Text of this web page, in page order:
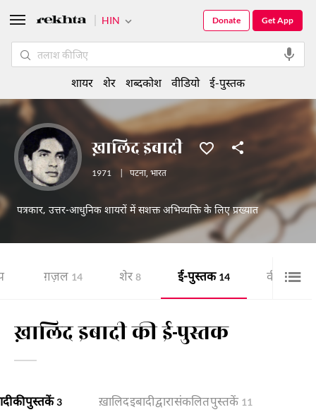
ख़ालिद इबादी
1971 पटना, भारत
पत्रकार, उत्तर-आधुनिक शायरों में सशक्त अभिव्यक्ति के लिए प्रख्यात
ग़ज़ल 14 शेर 8 ई-पुस्तक 14 वीडियो 2
ख़ालिद इबादी की ई-पुस्तक
की पुस्तकें 3 ख़ालिद इबादी द्वारा संकलित पुस्तकें 11
HIN Get App
Donate
शायर शेर शब्दकोश वीडियो ई-पुस्तक